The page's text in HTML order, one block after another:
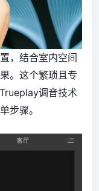
，结合室内空间
。这个繁琐且专
调音技术
步骤。